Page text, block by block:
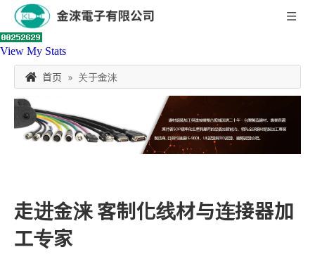
View My Stats
首页 » 关于金涞
走进金涞 客制化线材与连接器加
工专家